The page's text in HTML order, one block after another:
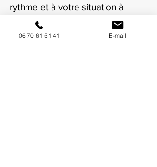
rythme et à votre situation à
Avignon.
06 70 61 51 41 E-mail